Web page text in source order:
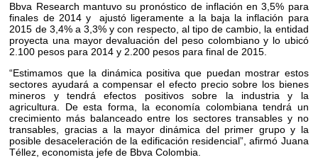
Bbva Research mantuvo su pronóstico de inflación en 3,5% para
finales de 2014 y ajustó ligeramente a la baja la inflación para
2015 de 3,4% a 3,3% y con respecto, al tipo de cambio, la entidad
proyecta una mayor devaluación del peso colombiano y lo ubicó
2.100 pesos para 2014 y 2.200 pesos para final de 2015.
“Estimamos que la dinámica positiva que puedan mostrar estos
sectores ayudará a compensar el efecto precio sobre los bienes
mineros y tendrá efectos positivos sobre la industria y la
agricultura. De esta forma, la economía colombiana tendrá un
crecimiento más balanceado entre los sectores transables y no
transables, gracias a la mayor dinámica del primer grupo y la
posible desaceleración de la edificación residencial”, afirmó Juana
Téllez, economista jefe de Bbva Colombia.